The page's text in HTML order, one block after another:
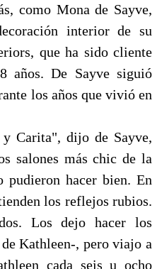
como Mona de Sayve,
interior de su
que ha sido cliente
años. De Sayve siguió
los años que vivió en
Carita", dijo de Sayve,
salones más chic de la
hacer bien. En
los reflejos rubios.
Los dejo hacer los
Kathleen-, pero viajo a
cada seis u ocho